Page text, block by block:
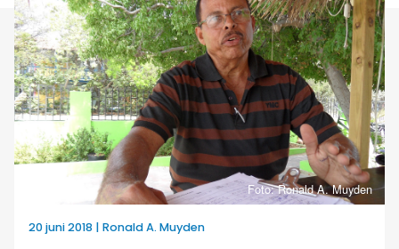
Foto: Ronald A. Muyden
20 juni 2018 | Ronald A. Muyden